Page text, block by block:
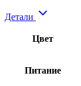
Детали
Цвет
Питание